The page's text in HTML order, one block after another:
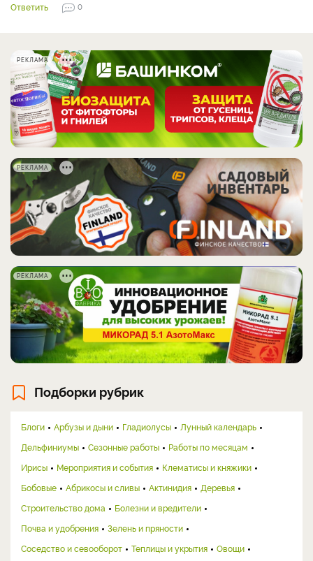
Ответить
0
РЕКЛАМА
РЕКЛАМА
РЕКЛАМА
Подборки рубрик
Блоги Арбузы и дыни Гладиолусы
Лунный календарь
Дельфиниумы
Сезонные работы
Работы по месяцам
Ирисы
Мероприятия и события
Клематисы и княжики
Бобовые
Абрикосы и сливы Актинидия
Деревья
Строительство дома
Болезни и вредители
Почва и удобрения
Зелень и пряности
Соседство и севооборот
Теплицы и укрытия
Овощи